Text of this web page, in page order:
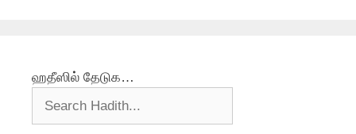
ஹதீஸில் தேடுக…